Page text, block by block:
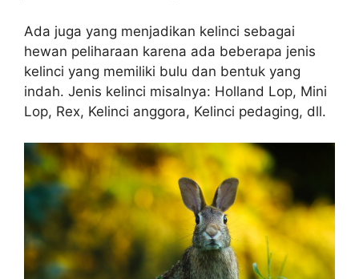
Ada juga yang menjadikan kelinci sebagai
hewan peliharaan karena ada beberapa jenis
kelinci yang memiliki bulu dan bentuk yang
indah. Jenis kelinci misalnya: Holland Lop, Mini
Lop, Rex, Kelinci anggora, Kelinci pedaging, dll.